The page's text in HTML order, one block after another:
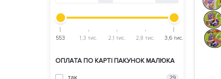
553 1,3 тис. 2,1 тис. 2,8 тис. 3,6 тис.
ОПЛАТА ПО КАРТІ ПАКУНОК МАЛЮКА